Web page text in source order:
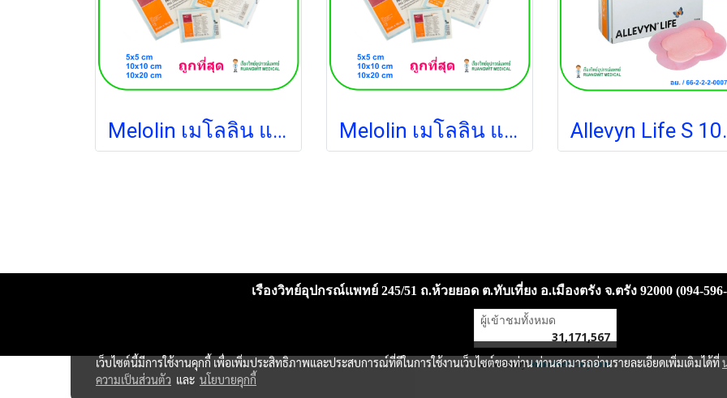
Melolin เมโลลิน แผ่นซึมซับชนิดไม่ติดแผล 20x10 ซม. (1 แผ่น) Melolin เมโลลิน แผ่นซึมซับชนิดไม่ติดแผล 5x5 ซม. (1 แผ่น)
เรืองวิทย์อุปกรณ์แพทย์ 245/51 ถ.ห้วยยอด ต.ทับเที่ยง อ.เมืองตรัง จ.ตรัง 92000 (094-596-
ผู้เข้าชมวันนี้
Powered byMakeWebEasy.com
เว็บไซต์นี้มีการใช้งานคุกกี้ เพื่อเพิ่มประสิทธิภาพและประสบการณ์ที่ดีในการใช้งานเว็บไซต์ของท่าน ท่านสามารถอ่านรายละเอียดเพิ่มเติมได้ที่
ความเป็นส่วนตัว และ นโยบายคุกกี้